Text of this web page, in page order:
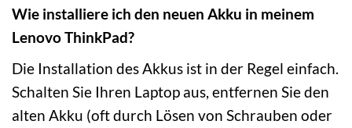
Wie installiere ich den neuen Akku in meinem
Lenovo ThinkPad?
Die Installation des Akkus ist in der Regel einfach.
Schalten Sie Ihren Laptop aus, entfernen Sie den
alten Akku (oft durch Lösen von Schrauben oder